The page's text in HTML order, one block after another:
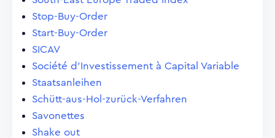
Stop-Buy-Order
Start-Buy-Order
SICAV
Société d'Investissement à Capital Variable
Staatsanleihen
Schütt-aus-Hol-zurück-Verfahren
Savonettes
Shake out